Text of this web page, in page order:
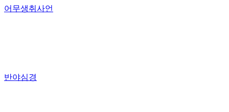
어무생취사언
반야심경